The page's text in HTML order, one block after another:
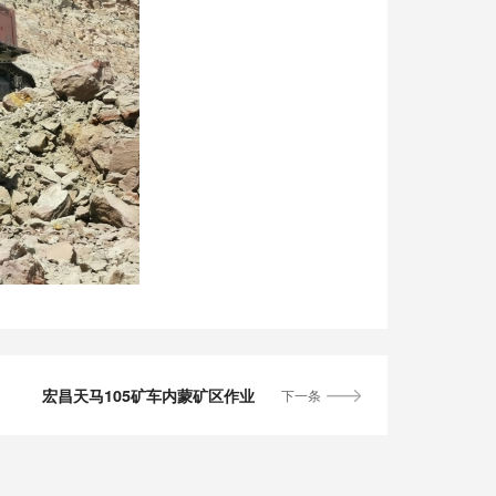
下一条
宏昌天马105矿车内蒙矿区作业